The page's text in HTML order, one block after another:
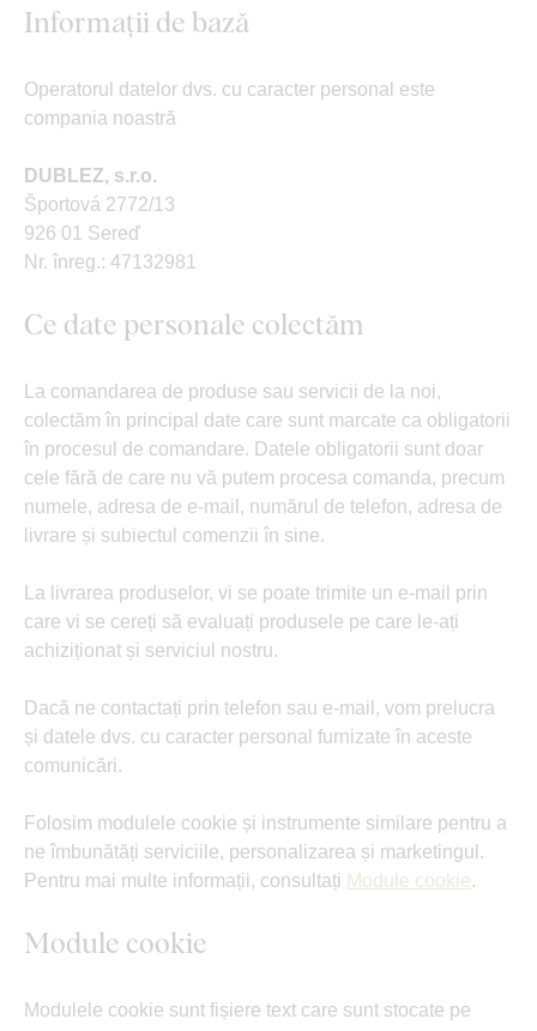
Informații de bază
Operatorul datelor dvs. cu caracter personal este
compania noastră
DUBLEZ, s.r.o.
Športová 2772/13
926 01 Sereď
Nr. înreg.: 47132981
Ce date personale colectăm
La comandarea de produse sau servicii de la noi,
colectăm în principal date care sunt marcate ca obligatorii
în procesul de comandare. Datele obligatorii sunt doar
cele fără de care nu vă putem procesa comanda, precum
numele, adresa de e-mail, numărul de telefon, adresa de
livrare și subiectul comenzii în sine.
La livrarea produselor, vi se poate trimite un e-mail prin
care vi se cereți să evaluați produsele pe care le-ați
achiziționat și serviciul nostru.
Dacă ne contactați prin telefon sau e-mail, vom prelucra
și datele dvs. cu caracter personal furnizate în aceste
comunicări.
Folosim modulele cookie și instrumente similare pentru a
ne îmbunătăți serviciile, personalizarea și marketingul.
Pentru mai multe informații, consultați Module cookie.
Module cookie
Modulele cookie sunt fișiere text care sunt stocate pe